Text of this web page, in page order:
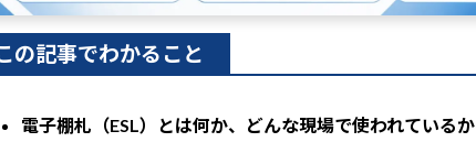
の記事でわかること
電子棚札（ESL）とは何か、どんな現場で使われているか